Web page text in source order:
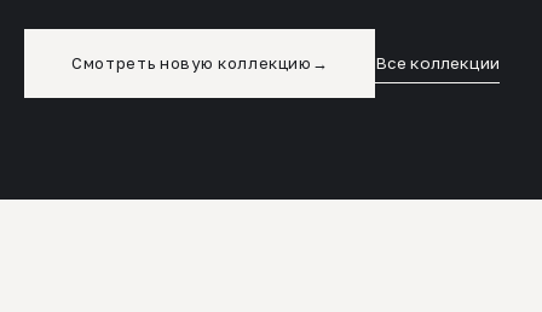
Смотреть новую коллекцию → Все коллекции